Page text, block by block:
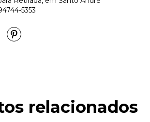
5353
relacionados